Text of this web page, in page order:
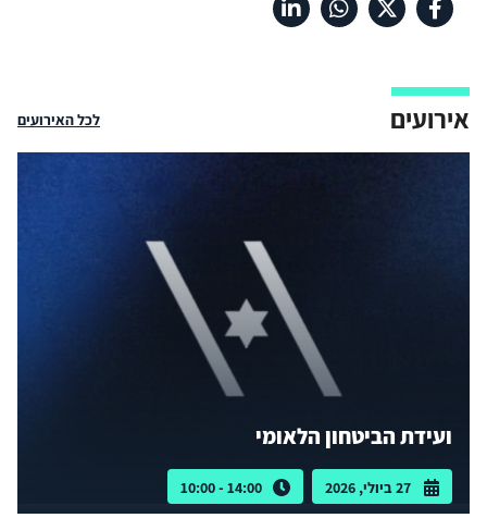
אירועים לכל האירועים
ועידת הביטחון הלאומי
27 ביולי, 2026 14:00 - 10:00